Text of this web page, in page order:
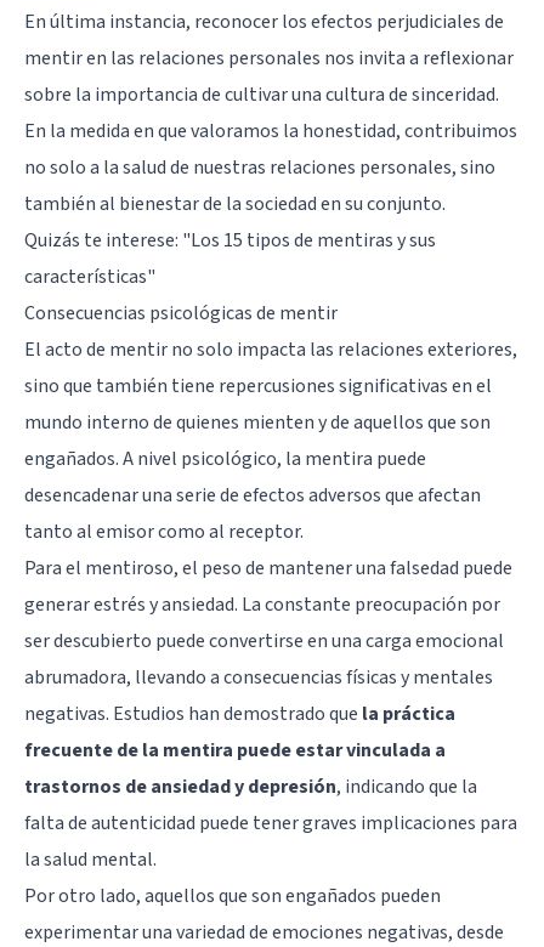
En última instancia, reconocer los efectos perjudiciales de
mentir en las relaciones personales nos invita a reflexionar
sobre la importancia de cultivar una cultura de sinceridad.
En la medida en que valoramos la honestidad, contribuimos
no solo a la salud de nuestras relaciones personales, sino
también al bienestar de la sociedad en su conjunto.
Quizás te interese: "Los 15 tipos de mentiras y sus
características"
Consecuencias psicológicas de mentir
El acto de mentir no solo impacta las relaciones exteriores,
sino que también tiene repercusiones significativas en el
mundo interno de quienes mienten y de aquellos que son
engañados. A nivel psicológico, la mentira puede
desencadenar una serie de efectos adversos que afectan
tanto al emisor como al receptor.
Para el mentiroso, el peso de mantener una falsedad puede
generar estrés y ansiedad. La constante preocupación por
ser descubierto puede convertirse en una carga emocional
abrumadora, llevando a consecuencias físicas y mentales
negativas. Estudios han demostrado que la práctica
frecuente de la mentira puede estar vinculada a
trastornos deansiedadydepresión, indicando que la
falta de autenticidad puede tener graves implicaciones para
la salud mental.
Por otro lado, aquellos que son engañados pueden
experimentar una variedad de emociones negativas, desde